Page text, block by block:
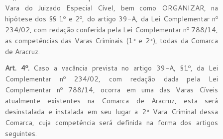
Vara do Juizado Especial Cível, bem como ORGANIZAR, na
hipótese dos §§ 1º e 2º, do artigo 39-A, da Lei Complementar nº
234/02, com redação conferida pela Lei Complementar nº 788/14,
as competências das Varas Criminais (1ª e 2ª), todas da Comarca
de Aracruz.
Art. 4º. Caso a vacância prevista no artigo 39-A, §1º, da Lei
Complementar nº 234/02, com redação dada pela Lei
Complementar nº 788/14, ocorra em uma das Varas Cíveis
atualmente existentes na Comarca de Aracruz, esta será
desinstalada e instalada em seu lugar a 2ª Vara Criminal dessa
Comarca, cuja competência será definida na forma dos artigos
seguintes.